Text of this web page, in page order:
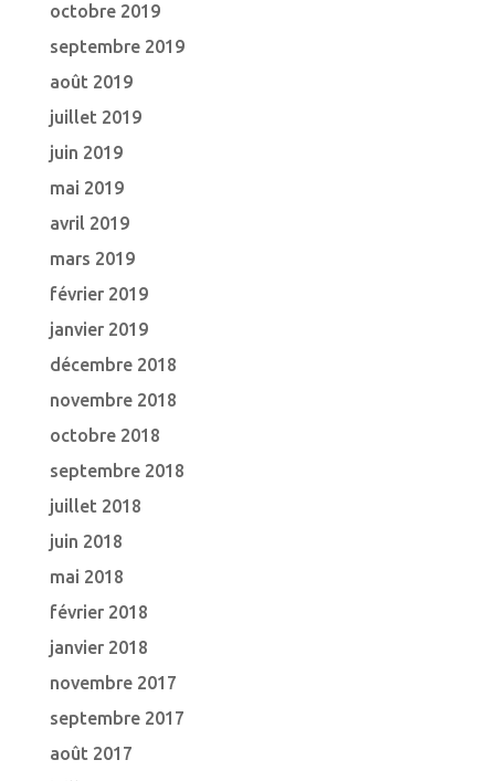
octobre 2019
septembre 2019
août 2019
juillet 2019
juin 2019
mai 2019
avril 2019
mars 2019
février 2019
janvier 2019
décembre 2018
novembre 2018
octobre 2018
septembre 2018
juillet 2018
juin 2018
mai 2018
février 2018
janvier 2018
novembre 2017
septembre 2017
août 2017